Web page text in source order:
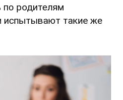
по родителям
испытывают такие же